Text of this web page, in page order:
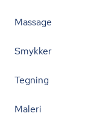
Massage
Smykker
Tegning
Maleri